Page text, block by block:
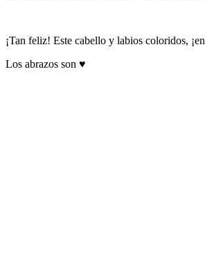
¡Tan feliz! Este cabello y labios coloridos,
Los abrazos son ♥